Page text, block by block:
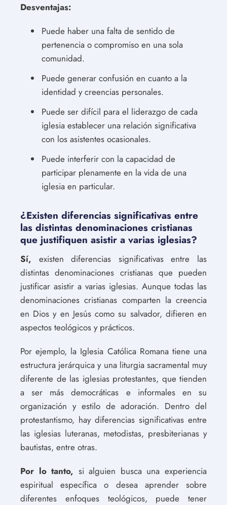
Desventajas:
Puede haber una falta de sentido de
pertenencia o compromiso en una sola
comunidad.
Puede generar confusión en cuanto a la
identidad y creencias personales.
Puede ser difícil para el liderazgo de cada
iglesia establecer una relación significativa
con los asistentes ocasionales.
Puede interferir con la capacidad de
participar plenamente en la vida de una
iglesia en particular.
¿Existen diferencias significativas entre
las distintas denominaciones cristianas
que justifiquen asistir a varias iglesias?
Sí, existen diferencias significativas entre las
distintas denominaciones cristianas que pueden
justificar asistir a varias iglesias. Aunque todas las
denominaciones cristianas comparten la creencia
en Dios y en Jesús como su salvador, difieren en
aspectos teológicos y prácticos.
Por ejemplo, la Iglesia Católica Romana tiene una
estructura jerárquica y una liturgia sacramental muy
diferente de las iglesias protestantes, que tienden
a ser más democráticas e informales en su
organización y estilo de adoración. Dentro del
protestantismo, hay diferencias significativas entre
las iglesias luteranas, metodistas, presbiterianas y
bautistas, entre otras.
Por lo tanto, si alguien busca una experiencia
espiritual específica o desea aprender sobre
diferentes enfoques teológicos, puede tener